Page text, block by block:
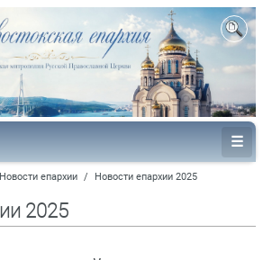
Новости епархии / Новости епархии 2025
2025